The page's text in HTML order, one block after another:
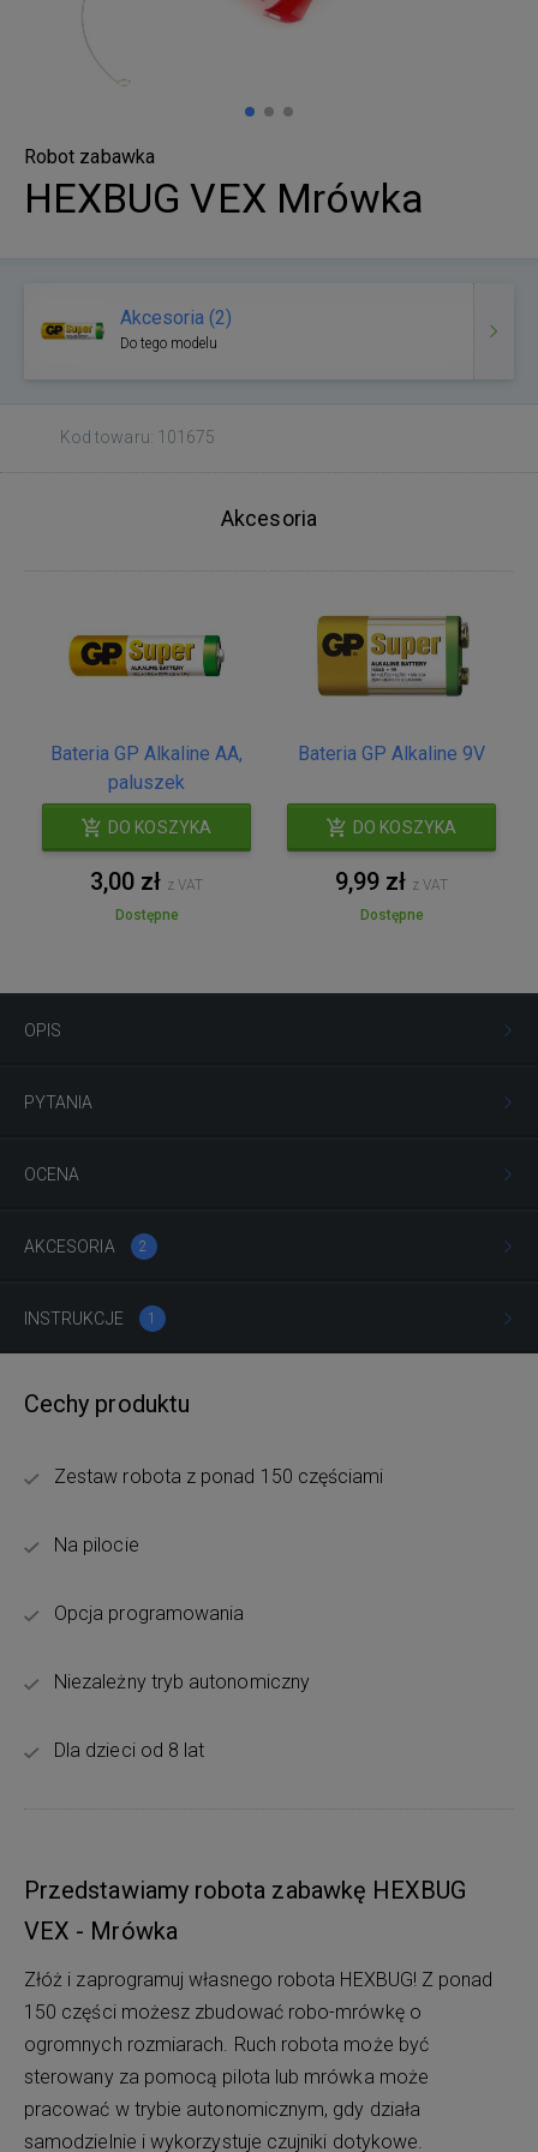
Robot zabawka
HEXBUG VEX Mrówka
Akcesoria (2)
Do tego modelu
Kod towaru: 101675
Akcesoria
Bateria GP Alkaline AA,
paluszek
DO KOSZYKA
3,00 zł z VAT
Dostępne
Bateria GP Alkaline 9V
DO KOSZYKA
9,99 zł z VAT
Dostępne
OPIS
PYTANIA
OCENA
AKCESORIA 2
INSTRUKCJE 1
Cechy produktu
Zestaw robota z ponad 150 częściami
Na pilocie
Opcja programowania
Niezależny tryb autonomiczny
Dla dzieci od 8 lat
Przedstawiamy robota zabawkę HEXBUG
VEX - Mrówka
Złóż i zaprogramuj własnego robota HEXBUG! Z ponad
150 części możesz zbudować robo-mrówkę o
ogromnych rozmiarach. Ruch robota może być
sterowany za pomocą pilota lub mrówka może
pracować w trybie autonomicznym, gdy działa
samodzielnie i wykorzystuje czujniki dotykowe.